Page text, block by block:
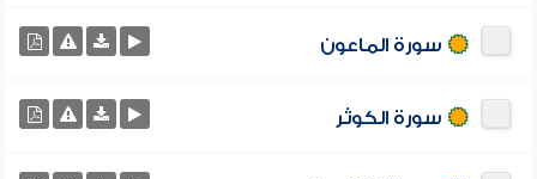
سورة الماعون
سورة الكوثر